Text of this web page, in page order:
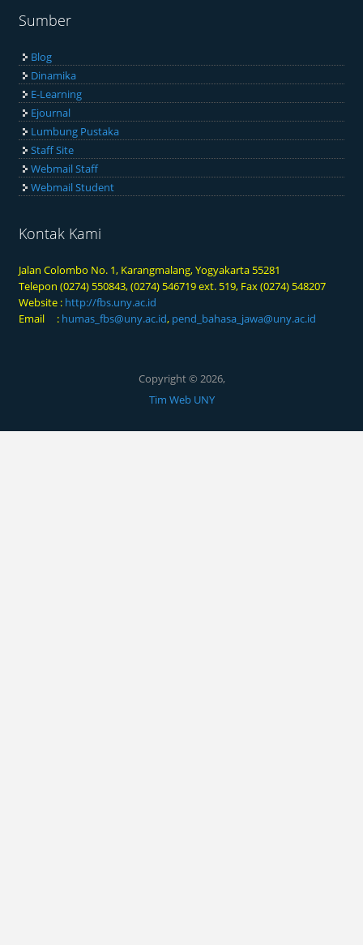
Sumber
Blog
Dinamika
E-Learning
Ejournal
Lumbung Pustaka
Staff Site
Webmail Staff
Webmail Student
Kontak Kami
Jalan Colombo No. 1, Karangmalang, Yogyakarta 55281
Telepon (0274) 550843, (0274) 546719 ext. 519, Fax (0274) 548207
Website : http://fbs.uny.ac.id
Email : humas_fbs@uny.ac.id, pend_bahasa_jawa@uny.ac.id
Copyright © 2026,
Tim Web UNY